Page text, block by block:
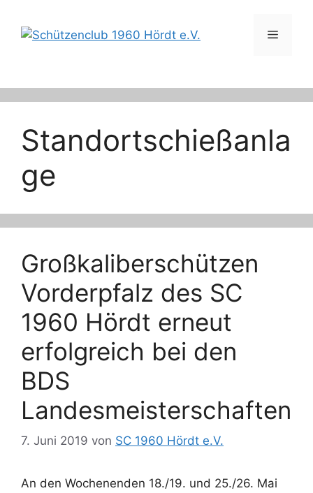
Inhalt
springen
Menü
Standortschießanla
ge
Großkaliberschützen
Vorderpfalz des SC
1960 Hördt erneut
erfolgreich bei den
BDS
Landesmeisterschaften
7. Juni 2019 von SC 1960 Hördt e.V.
An den Wochenenden 18./19. und 25./26. Mai